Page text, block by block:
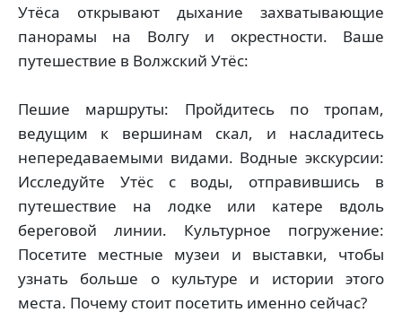
Утёса открывают дыхание захватывающие
панорамы на Волгу и окрестности. Ваше
путешествие в Волжский Утёс:
Пешие маршруты: Пройдитесь по тропам,
ведущим к вершинам скал, и насладитесь
непередаваемыми видами. Водные экскурсии:
Исследуйте Утёс с воды, отправившись в
путешествие на лодке или катере вдоль
береговой линии. Культурное погружение:
Посетите местные музеи и выставки, чтобы
узнать больше о культуре и истории этого
места. Почему стоит посетить именно сейчас?